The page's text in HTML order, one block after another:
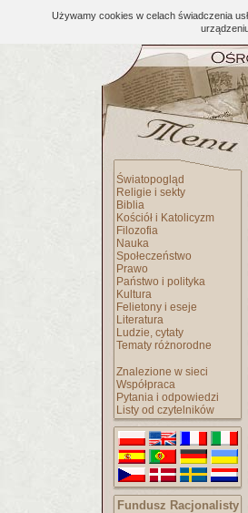
Używamy cookies w celach świadczenia
Światopogląd
Religie i sekty
Biblia
Kościół i Katolicyzm
Filozofia
Nauka
Społeczeństwo
Prawo
Państwo i polityka
Kultura
Felietony i eseje
Literatura
Ludzie, cytaty
Tematy różnorodne
Znalezione w sieci
Współpraca
Pytania i odpowiedzi
Listy od czytelników
Fundusz Racjonalisty